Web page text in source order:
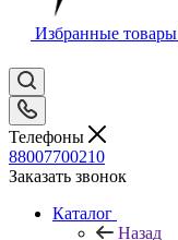
Избранные товары
Телефоны
88007700210
Заказать звонок
Каталог
Назад